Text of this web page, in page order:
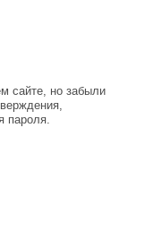
сайте, но забыли
пароля.